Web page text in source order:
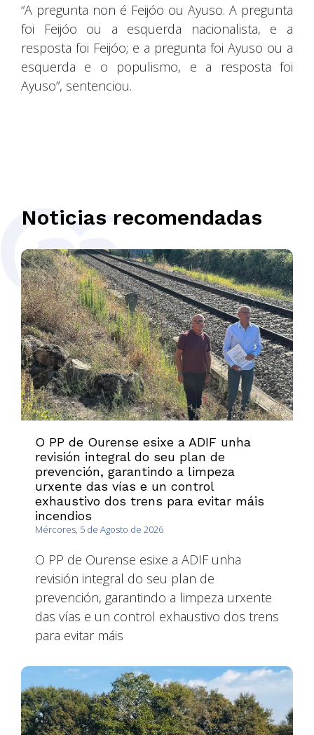
“A pregunta non é Feijóo ou Ayuso. A pregunta
foi Feijóo ou a esquerda nacionalista, e a
resposta foi Feijóo; e a pregunta foi Ayuso ou a
esquerda e o populismo, e a resposta foi
Ayuso”, sentenciou.
Noticias recomendadas
O PP de Ourense esixe a ADIF unha
revisión integral do seu plan de
prevención, garantindo a limpeza
urxente das vías e un control
exhaustivo dos trens para evitar máis
incendios
Mércores, 5 de Agosto de 2026
O PP de Ourense esixe a ADIF unha
revisión integral do seu plan de
prevención, garantindo a limpeza urxente
das vías e un control exhaustivo dos trens
para evitar máis